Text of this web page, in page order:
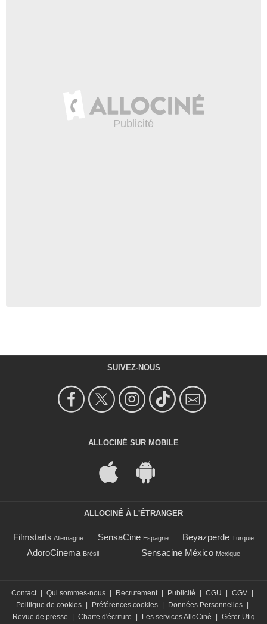
SUIVEZ-NOUS
ALLOCINÉ SUR MOBILE
ALLOCINÉ À L'ÉTRANGER
Filmstarts Allemagne SensaCine Espagne Beyazperde Turquie
AdoroCinema Brésil Sensacine México Mexique
Contact | Qui sommes-nous | Recrutement | Publicité | CGU | CGV |
Politique de cookies | Préférences cookies | Données Personnelles |
Revue de presse
| Charte d'écriture | Les services AlloCiné | Gérer Utiq